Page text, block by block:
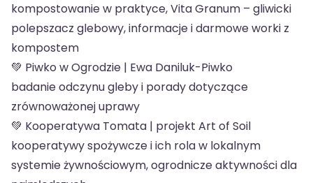
kompostowanie w praktyce, Vita Granum – gliwicki
polepszacz glebowy, informacje i darmowe worki z
kompostem
💚 Piwko w Ogrodzie | Ewa Daniluk-Piwko
badanie odczynu gleby i porady dotyczące
zrównoważonej uprawy
💚 Kooperatywa Tomata | projekt Art of Soil
kooperatywy spożywcze i ich rola w lokalnym
systemie żywnościowym, ogrodnicze aktywności dla